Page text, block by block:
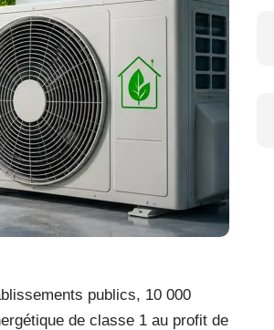
publics, 10 000
de classe 1 au profit de